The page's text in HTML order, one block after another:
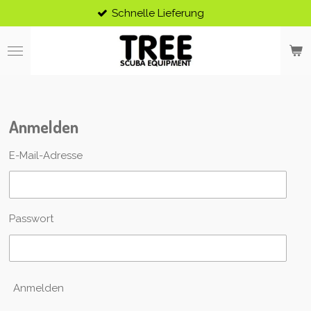
Hauptinhalt
springen
Schnelle Lieferung
Anmelden
E-Mail-Adresse
Passwort
Anmelden